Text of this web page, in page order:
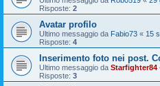
Risposte: 2
Avatar profilo
Ultimo messaggio da Fabio73 « 15
Risposte: 4
Inserimento foto nei post.
Ultimo messaggio da Starfighter84
Risposte: 3